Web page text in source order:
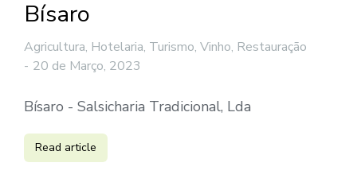
Bísaro
Agricultura, Hotelaria, Turismo, Vinho, Restauração
20 de Março, 2023
Bísaro - Salsicharia Tradicional, Lda
Read article